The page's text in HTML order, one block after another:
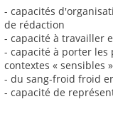
- capacités
de rédaction
- capacité à travailler
- capacité à porter
contextes « sensibles »
- du sang-froid froid
- capacité de